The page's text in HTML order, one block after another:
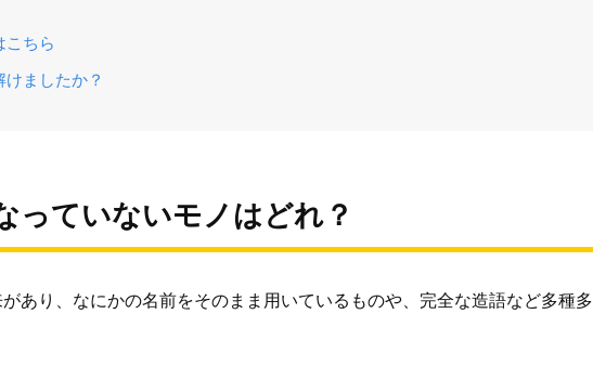
こちら
ましたか？
っていないモノはどれ？
あり、なにかの名前をそのまま用いているものや、完全な造語など多種多